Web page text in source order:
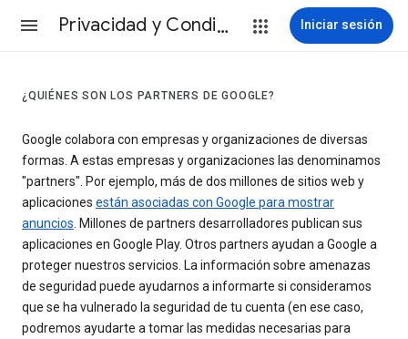
Privacidad y Condiciones Iniciar sesión
¿QUIÉNES SON LOS PARTNERS DE GOOGLE?
Google colabora con empresas y organizaciones de diversas
formas. A estas empresas y organizaciones las denominamos
"partners". Por ejemplo, más de dos millones de sitios web y
aplicaciones están asociadas con Google para mostrar
anuncios. Millones de partners desarrolladores publican sus
aplicaciones en Google Play. Otros partners ayudan a Google a
proteger nuestros servicios. La información sobre amenazas
de seguridad puede ayudarnos a informarte si consideramos
que se ha vulnerado la seguridad de tu cuenta (en ese caso,
podremos ayudarte a tomar las medidas necesarias para